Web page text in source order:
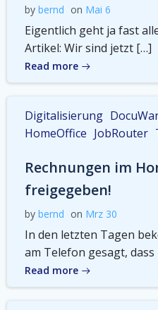
by bernd on Mai 6
Eigentlich geht ja fast
Artikel: Wir sind jetzt […]
Read more
Digitalisierung
HomeOffice JobRouter
Rechnungen im
freigegeben!
by bernd on Mrz 30
In den letzten Tagen
am Telefon gesagt,
Read more